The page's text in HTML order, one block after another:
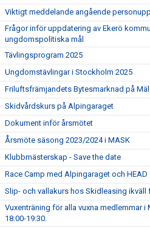
Viktigt meddelande angående
Frågor inför uppdatering av Ekerö
ungdomspolitiska mål
Tävlingsprogram 2025
Ungdomstävlingar i Stockholm 2025
Friluftsfrämjandets Bytesmarknad på
Skidvårdskurs på Alpingaraget
Dokument inför årsmötet
Årsmöte säsong 2023/2024 i MASK
Klubbmästerskap - Save the date
Race Camp med Alpingaraget och HEAD
Slip- och vallakurs hos Skidleasing ikväll
Vuxenträning för alla vuxna medlemmar i
18:00-19:30.